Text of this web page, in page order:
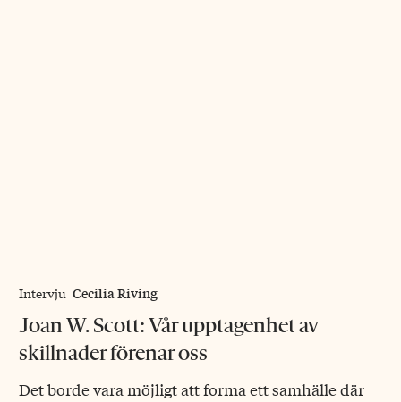
Intervju Cecilia Riving
Joan W. Scott: Vår upptagenhet av
skillnader förenar oss
Det borde vara möjligt att forma ett samhälle där